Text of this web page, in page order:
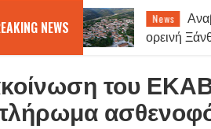
NEWS
στην
στη
News
για
του ΕΚΑΒ